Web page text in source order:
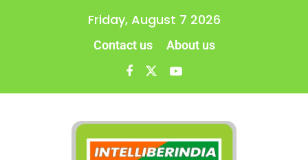
Friday, August 7 2026
Contact us About us